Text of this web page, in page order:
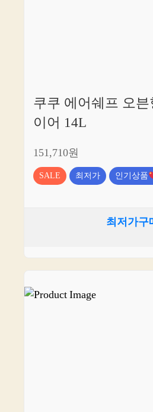
쿠쿠 에어쉐프 오
이어 14L
151,710원
SALE 최저가 인기상품
최저가구